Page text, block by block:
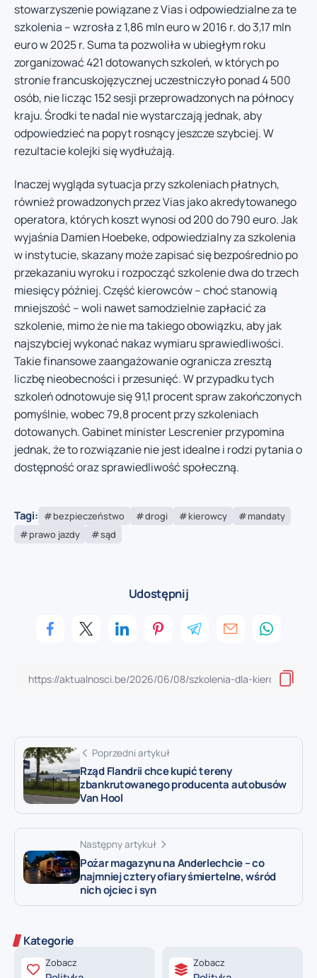
stowarzyszenie powiązane z Vias i odpowiedzialne za te
szkolenia – wzrosła z 1,86 mln euro w 2016 r. do 3,17 mln
euro w 2025 r. Suma ta pozwoliła w ubiegłym roku
zorganizować 421 dotowanych szkoleń, w których po
stronie francuskojęzycznej uczestniczyło ponad 4 500
osób, nie licząc 152 sesji przeprowadzonych na północy
kraju. Środki te nadal nie wystarczają jednak, aby
odpowiedzieć na popyt rosnący jeszcze szybciej. W
rezultacie kolejki się wydłużają.
Inaczej wygląda sytuacja przy szkoleniach płatnych,
również prowadzonych przez Vias jako akredytowanego
operatora, których koszt wynosi od 200 do 790 euro. Jak
wyjaśnia Damien Hoebeke, odpowiedzialny za szkolenia
w instytucie, skazany może zapisać się bezpośrednio po
przekazaniu wyroku i rozpocząć szkolenie dwa do trzech
miesięcy później. Część kierowców – choć stanowią
mniejszość – woli nawet samodzielnie zapłacić za
szkolenie, mimo że nie ma takiego obowiązku, aby jak
najszybciej wykonać nakaz wymiaru sprawiedliwości.
Takie finansowe zaangażowanie ogranicza zresztą
liczbę nieobecności i przesunięć. W przypadku tych
szkoleń odnotowuje się 91,1 procent spraw zakończonych
pomyślnie, wobec 79,8 procent przy szkoleniach
dotowanych. Gabinet minister Lescrenier przypomina
jednak, że to rozwiązanie nie jest idealne i rodzi pytania o
dostępność oraz sprawiedliwość społeczną.
Tagi: bezpieczeństwo drogi kierowcy
mandaty
prawo jazdy
sąd
Udostępnij
Poprzedni artykuł
Rząd Flandrii chce kupić tereny
zbankrutowanego producenta autobusów
Van Hool
Następny artykuł
Pożar magazynu na Anderlechcie – co
najmniej cztery ofiary śmiertelne, wśród
nich ojciec i syn
Kategorie
Zobacz Zobacz